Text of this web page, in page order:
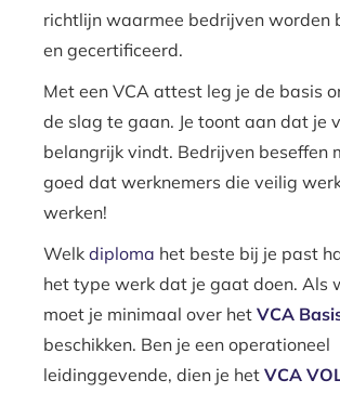
richtlijn waarmee bedrijven worden
en gecertificeerd.
Met een VCA attest leg je de basis
de slag te gaan. Je toont aan dat je
belangrijk vindt. Bedrijven beseffen
goed dat werknemers die veilig
werken!
Welk diploma het beste bij je past
het type werk dat je gaat doen. Als
moet je minimaal over het VCA
beschikken. Ben je een operationeel
leidinggevende, dien je het VCA